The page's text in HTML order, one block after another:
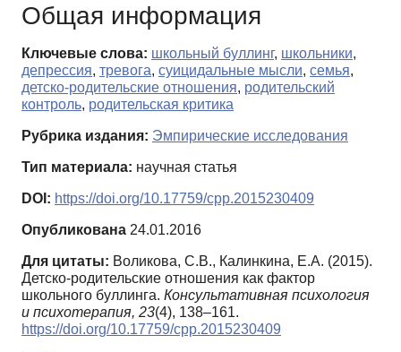
Общая информация
Ключевые слова: школьный буллинг, школьники,
депрессия, тревога, суицидальные мысли, семья,
детско-родительские отношения, родительский
контроль, родительская критика
Рубрика издания: Эмпирические исследования
Тип материала: научная статья
DOI: https://doi.org/10.17759/cpp.2015230409
Опубликована 24.01.2016
Для цитаты: Воликова, С.В., Калинкина, Е.А. (2015).
Детско-родительские отношения как фактор
школьного буллинга. Консультативная психология
и психотерапия, 23(4), 138–161.
https://doi.org/10.17759/cpp.2015230409